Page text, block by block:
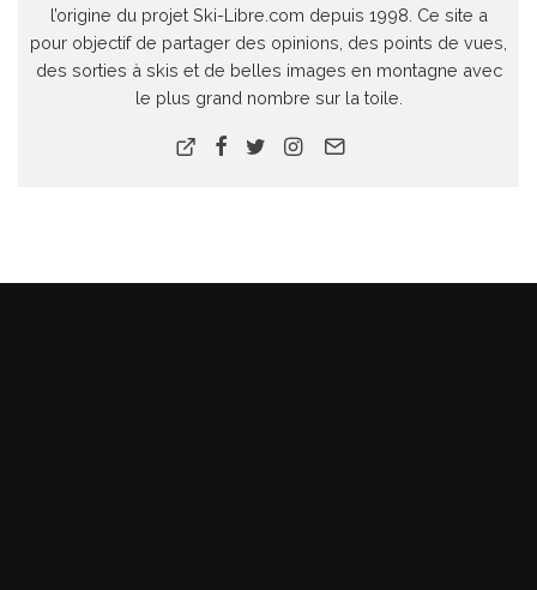
l’origine du projet Ski-Libre.com depuis 1998. Ce site a
pour objectif de partager des opinions, des points de vues,
des sorties à skis et de belles images en montagne avec
le plus grand nombre sur la toile.